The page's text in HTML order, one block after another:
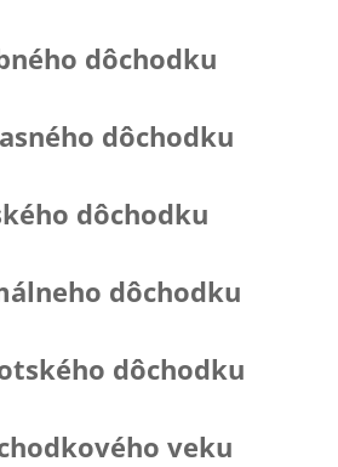
dôchodku
dôchodku
dôchodku
dôchodku
dôchodku
veku